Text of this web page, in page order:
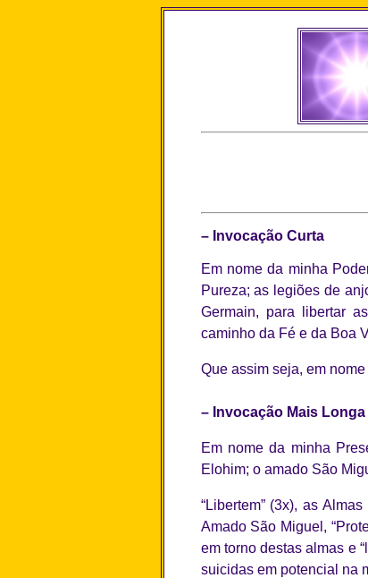
– Invocação Curta
Em nome da minha
Pureza; as legiões de
Germain, para libertar
caminho da Fé e da Boa
Que assim seja, em
– Invocação Mais Longa
Em nome da minha
Elohim; o amado São
“Libertem” (3x), as
Amado São Miguel,
em torno destas almas e
suicidas em potencial na